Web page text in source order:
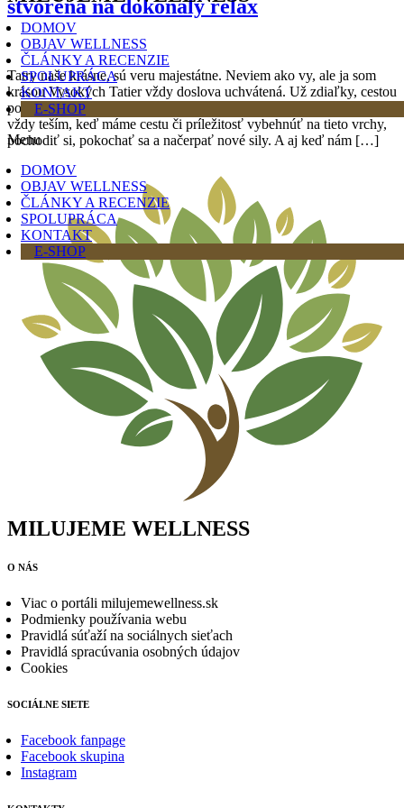
DOMOV
OBJAV WELLNESS
ČLÁNKY A RECENZIE
SPOLUPRÁCA
KONTAKT
E-SHOP
Menu
DOMOV
OBJAV WELLNESS
ČLÁNKY A RECENZIE
SPOLUPRÁCA
KONTAKT
E-SHOP
stvorená na dokonalý relax
Tatry naše krásne, sú veru majestátne. Neviem ako vy, ale ja som
krásou Vysokých Tatier vždy doslova uchvátená. Už zdiaľky, cestou
po diaľnici, si vravievam, že vyzerajú fakt úžasne. Práve preto sa
vždy teším, keď máme cestu či príležitosť vybehnúť na tieto vrchy,
pochodiť si, pokochať sa a načerpať nové sily. A aj keď nám […]
MILUJEME WELLNESS
O NÁS
Viac o portáli milujemewellness.sk
Podmienky používania webu
Pravidlá súťaží na sociálnych sieťach
Pravidlá spracúvania osobných údajov
Cookies
SOCIÁLNE SIETE
Facebook fanpage
Facebook skupina
Instagram